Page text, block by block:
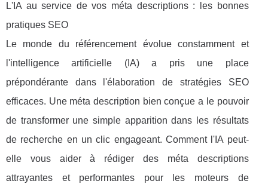
L'IA au service de vos méta descriptions : les bonnes
pratiques SEO
Le monde du référencement évolue constamment et
l'intelligence artificielle (IA) a pris une place
prépondérante dans l'élaboration de stratégies SEO
efficaces. Une méta description bien conçue a le pouvoir
de transformer une simple apparition dans les résultats
de recherche en un clic engageant. Comment l'IA peut-
elle vous aider à rédiger des méta descriptions
attrayantes et performantes pour les moteurs de